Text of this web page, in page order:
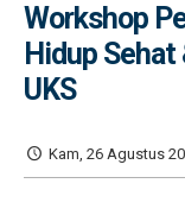
Workshop
Hidup
UKS
Kam, 26 Agustus